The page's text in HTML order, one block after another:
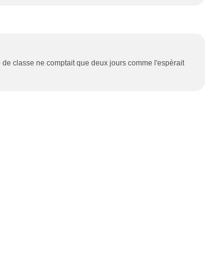
classe ne comptait que deux jours comme l'espèrait